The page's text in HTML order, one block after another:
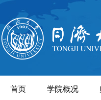
首页 学院概况